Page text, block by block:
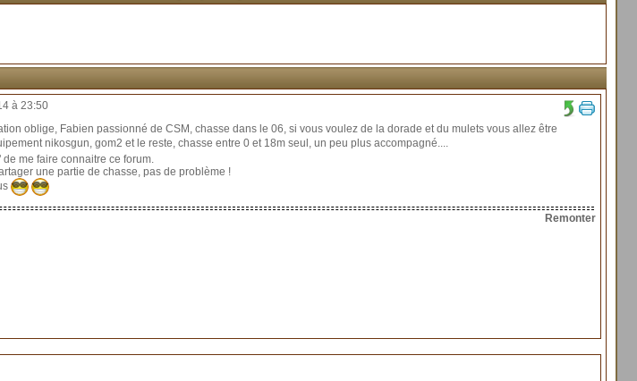
à 23:50
oblige, Fabien passionné de CSM, chasse dans le 06, si vous voulez de la dorade et du mulets vous allez être
nikosgun, gom2 et le reste, chasse entre 0 et 18m seul, un peu plus accompagné....
de me faire connaitre ce forum.
une partie de chasse, pas de problème !
Remonter